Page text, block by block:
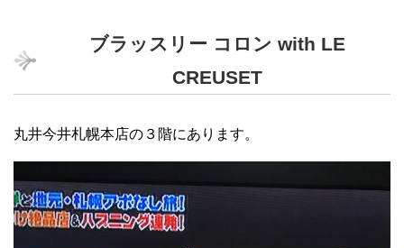
ブラッスリー コロン with LE
CREUSET
丸井今井札幌本店の３階にあります。